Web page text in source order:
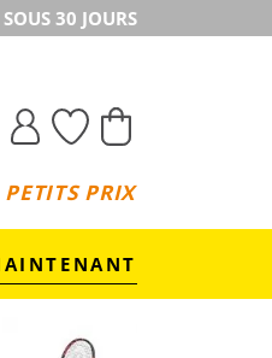
30 JOURS
PETITS PRIX